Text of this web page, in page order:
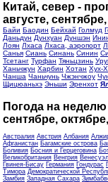
Китай, север -
августе,
Байи Баодин Бейхай Голмуд
Даньдун Дунхуан Дуншэн
Лоян Лхаса Лхаса, аэропорт
Санья Сиань Синань Синин
Тсетанг Турфан Тяньцзинь
Ханьчжун Харбин Хотан Хух-
Чанша Чаньчунь Чжэнчжоу
Щицюаньхэ Эньши Эренхот
Погода на неделю
сентябре,
Австралия Австрия Албания
Афганистан Багамские острова
Боливия Босния и Герцеговина
Великобритания Венгрия
Гвинея-Бисау Германия Гондурас
Тимора Демократической
Замбия Западная Сахара